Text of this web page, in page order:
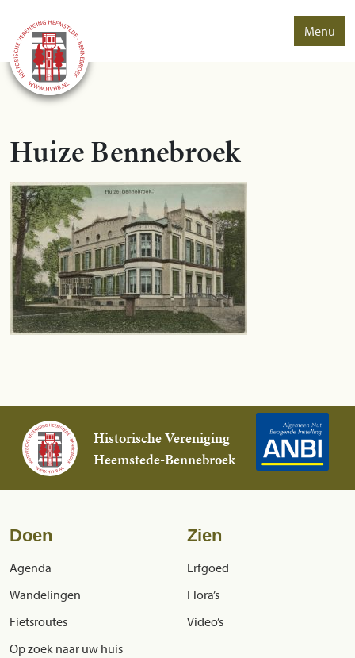
Menu
Huize Bennebroek
Historische Vereniging
Heemstede-Bennebroek
Doen
Agenda
Wandelingen
Fietsroutes
Op zoek naar uw huis
Zien
Erfgoed
Flora’s
Video’s